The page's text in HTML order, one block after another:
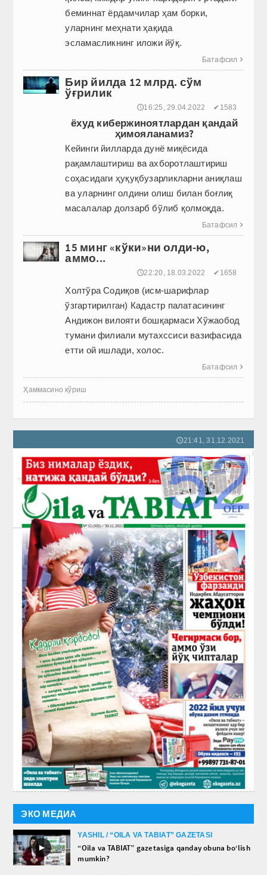
беминнат ёрдамчилар ҳам борки,
уларнинг меҳнати ҳақида
эсламасликнинг иложи йўқ.
Батафсил 
Бир йилда 12 млрд. сўм
ўғрилик
🕔16:25, 29.04.2022 ✔1583
ёхуд кибержиноятлардан қандай
ҳимояланамиз?
Кейинги йилларда дунё миқёсида
рақамлаштириш ва ахборотлаштириш
соҳасидаги ҳуқуқбузарликларни аниқлаш
ва уларнинг олдини олиш билан боғлиқ
масалалар долзарб бўлиб қолмоқда.
Батафсил 
15 минг «кўки»ни олди-ю,
аммо...
🕔22:20, 18.03.2022 ✔1658
Холтўра Содиқов (исм-шарифлар
ўзгартирилган) Кадастр палатасининг
Андижон вилояти бошқармаси Хўжаобод
тумани филиали мутахссиси вазифасида
етти ой ишлади, холос.
Батафсил 
Ҳаммасино кўриш
🕔21:41, 31.12.2021
52
ЭКО МЕДИА
►
YASHIL / “OILA VA TABIAT” GAZETASI
“Oila va TABIAT” gazetasiga qanday obuna bo‘lish
mumkin?